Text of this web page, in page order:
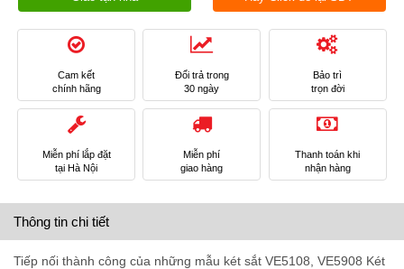
Cam kết
chính hãng
Đổi trả trong
30 ngày
Bảo trì
trọn đời
Miễn phí lắp đặt
tại Hà Nội
Miễn phí
giao hàng
Thanh toán khi
nhận hàng
Thông tin chi tiết
Tiếp nối thành công của những mẫu két sắt VE5108, VE5908 Két